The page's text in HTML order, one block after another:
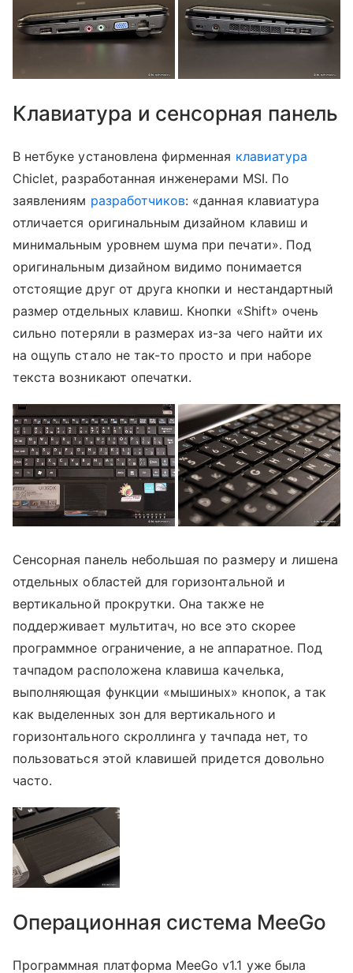
Клавиатура и сенсорная панель
В нетбуке установлена фирменная клавиатура
Chiclet, разработанная инженерами MSI. По
заявлениям разработчиков: «данная клавиатура
отличается оригинальным дизайном клавиш и
минимальным уровнем шума при печати». Под
оригинальным дизайном видимо понимается
отстоящие друг от друга кнопки и нестандартный
размер отдельных клавиш. Кнопки «Shift» очень
сильно потеряли в размерах из-за чего найти их
на ощупь стало не так-то просто и при наборе
текста возникают опечатки.
Сенсорная панель небольшая по размеру и лишена
отдельных областей для горизонтальной и
вертикальной прокрутки. Она также не
поддерживает мультитач, но все это скорее
программное ограничение, а не аппаратное. Под
тачпадом расположена клавиша качелька,
выполняющая функции «мышиных» кнопок, а так
как выделенных зон для вертикального и
горизонтального скроллинга у тачпада нет, то
пользоваться этой клавишей придется довольно
часто.
Операционная система MeeGo
Программная платформа MeeGo v1.1 уже была